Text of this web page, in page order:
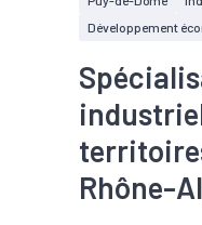
Développement
Rhône-